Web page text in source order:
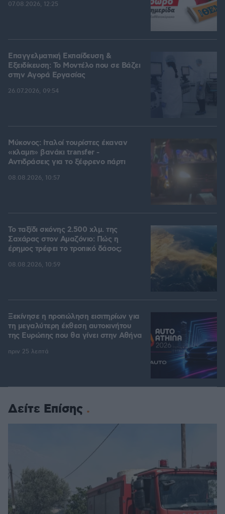
07.08.2026, 12:25
Επαγγελματική Εκπαίδευση &
Εξειδίκευση: Το Mοντέλο που σε Bάζει
στην Aγορά Eργασίας
26.07.2026, 09:54
Μύκονος: Ιταλοί τουρίστες έκαναν
«κλαμπ» βανάκι transfer -
Αντιδράσεις για το ξέφρενο πάρτι
08.08.2026, 10:57
Το ταξίδι σκόνης 2.500 χλμ. της
Σαχάρας στον Αμαζόνιο: Πώς η
έρημος τρέφει το τροπικό δάσος;
08.08.2026, 10:59
Ξεκίνησε η προπώληση εισιτηρίων για
τη μεγαλύτερη έκθεση αυτοκινήτου
της Ευρώπης που θα γίνει στην Αθήνα
πριν 25 λεπτά
Δείτε Επίσης